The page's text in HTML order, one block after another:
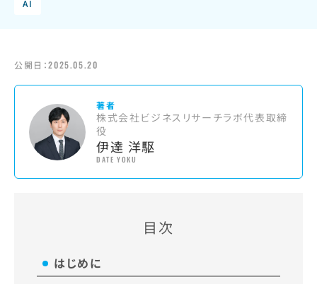
AI
公開日：2025.05.20
著者
株式会社ビジネスリサーチラボ代表取締
役
伊達 洋駆
DATE YOKU
目次
はじめに